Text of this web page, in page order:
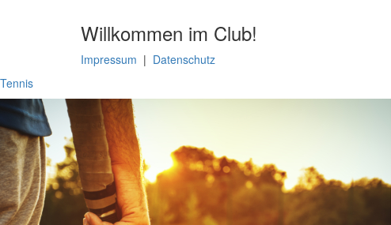
Willkommen im Club!
Impressum | Datenschutz
Tennis